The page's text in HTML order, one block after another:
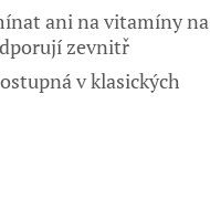
ani na vitamíny na
zevnitř
v klasických